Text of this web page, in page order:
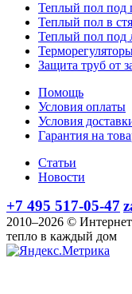
Теплый пол под
Теплый пол в
Теплый пол под
Защита труб от
Помощь
Условия оплаты
Условия
Гарантия на
Статьи
Новости
+7 495 517-05-47
2010–2026 ©
тепло в каждый дом